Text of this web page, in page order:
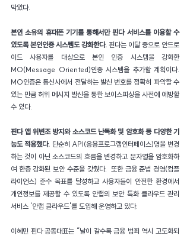
막았다.
본인 소유의 휴대폰 기기를 통해서만 핀다 서비스를 이용할 수
있도록 본인인증 시스템도 강화한다. 핀다는 이달 중으로 안드로
이드 사용자를 대상으로 본인 인증 시스템을 강화한
MO(Message Oriented)인증 시스템을 추가할 계획이다.
MO인증은 통신사에서 전달하는 발신 번호를 정확히 파악할 수
있는 만큼 허위 메시지 발신을 통한 보이스피싱을 사전에 예방할
수 있다.
핀다 앱 위변조 방지와 소스코드 난독화 및 암호화 등 다양한 기
능도 적용했다. 단순히 API(응용프로그램인터페이스)명을 변경
하는 것이 아닌 소스코드의 흐름을 변경하고 문자열을 암호화하
여 한층 강화된 보안 수준을 갖췄다.  또한 금융 준법 경영(컴플
라이언스) 준수 목표를 달성하고 사용자들이 안전한 환경에서
개인정보를 제공할 수 있도록 안랩의 보안 특화 클라우드 관리
서비스 ‘안랩 클라우드'를 도입해 운영하고 있다.
이혜민 핀다 공동대표는 “날이 갈수록 금융 범죄 역시 고도화되